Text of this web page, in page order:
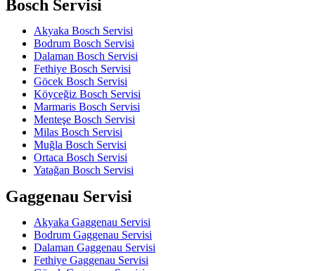
Bosch Servisi
Akyaka Bosch Servisi
Bodrum Bosch Servisi
Dalaman Bosch Servisi
Fethiye Bosch Servisi
Göcek Bosch Servisi
Köyceğiz Bosch Servisi
Marmaris Bosch Servisi
Menteşe Bosch Servisi
Milas Bosch Servisi
Muğla Bosch Servisi
Ortaca Bosch Servisi
Yatağan Bosch Servisi
Gaggenau Servisi
Akyaka Gaggenau Servisi
Bodrum Gaggenau Servisi
Dalaman Gaggenau Servisi
Fethiye Gaggenau Servisi